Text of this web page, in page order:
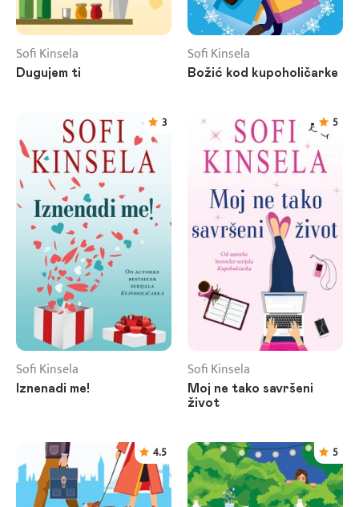
Sofi Kinsela
Dugujem ti
Sofi Kinsela
Božić kod kupoholičarke
3
Sofi Kinsela
Iznenadi me!
5
Sofi Kinsela
Moj ne tako savršeni
život
4.5 5